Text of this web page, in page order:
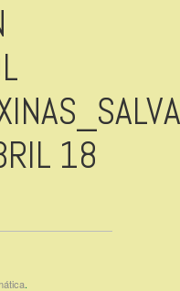
18
.